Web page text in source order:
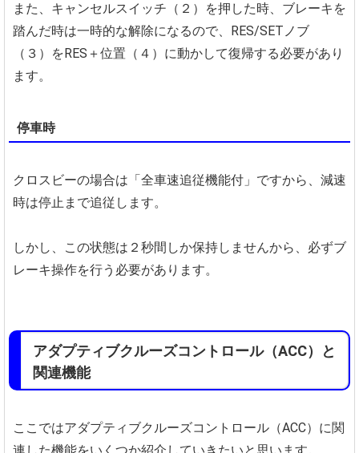
また、キャンセルスイッチ（２）を押した時、ブレーキを
踏んだ時は一時的な解除になるので、RES/SETノブ
（３）をRES＋位置（４）に動かして復帰する必要があり
ます。
停車時
クロスビーの場合は「全車速追従機能付」ですから、減速
時は停止まで追従します。
しかし、この状態は２秒間しか保持しませんから、必ずブ
レーキ操作を行う必要があります。
アダプティブクルーズコントロール（ACC）と
関連機能
ここではアダプティブクルーズコントロール（ACC）に関